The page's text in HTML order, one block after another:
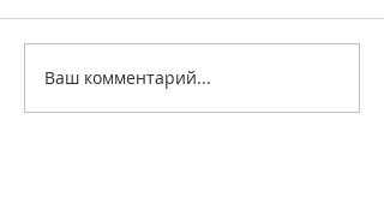
Ваш комментарий...